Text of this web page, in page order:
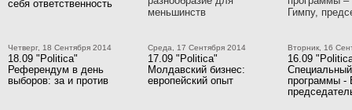
себя ответственность
меньшинств
Гимпу,
Четверг, 18 Сентября 2014
18.09 "Politica"
Референдум в день
выборов: за и против
Среда, 17 Сентября 2014
17.09 "Politica"
Молдавский бизнес:
европейский опыт
Вторник, 16
16.09
Специальный
программы -